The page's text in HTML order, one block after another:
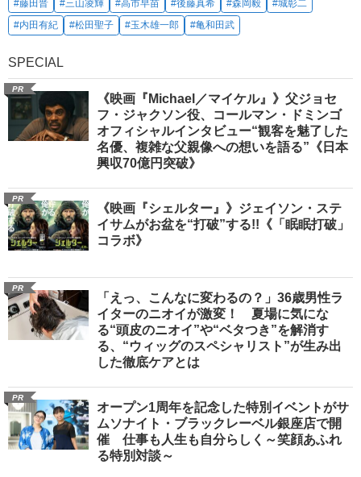
#藤田晋 #三山凌輝 #高市早苗 #後藤真希 #森岡毅
#城彰二
#内田有紀
#松田聖子 #玉木雄一郎 #亀和田武
SPECIAL
PR
《映画『Michael／マイケル』》父ジョセ
フ・ジャクソン役、コールマン・ドミンゴ
オフィシャルインタビュー“観客を魅了した
名優、複雑な父親像への想いを語る”《日本
興収70億円突破》
PR
《映画『シェルター』》ジェイソン・ステ
イサムがお盆を“打破”する!!《「眠眠打破」
コラボ》
PR
「えっ、こんなに変わるの？」36歳男性ラ
イターのニオイが激変！ 夏場に気にな
る“頭皮のニオイ”や“ベタつき”を解消す
る、“ウィッグのスペシャリスト”が生み出
した徹底ケアとは
PR
オープン1周年を記念した特別イベントがサ
ムソナイト・ブラックレーベル銀座店で開
催 仕事も人生も自分らしく～笑顔あふれ
る特別対談～